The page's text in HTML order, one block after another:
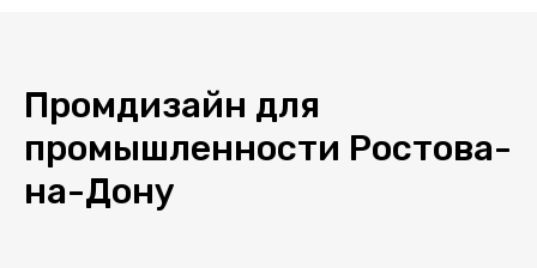
Промдизайн для
промышленности Ростова-
на-Дону